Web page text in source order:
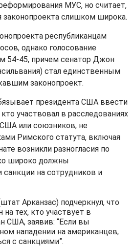
МУС, но считает,
законопроекта слишком широка.
республиканцам
однако голосование
54-45, причем сенатор Джон
стал единственным
законопроект.
президента США ввести
участвовал в расследованиях
или союзников, не
Римского статута, включая
возникли разногласия по
широко должны
санкции на сотрудников и
Арканзас) подчеркнул, что
на тех, кто участвует в
США, заявив: “Если вы
нападении на американцев,
с санкциями”.